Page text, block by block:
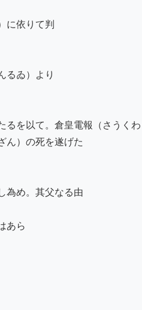
に依りて判
るゐ）より
を以て。倉皇電報（さうくわ
ん）の死を遂げた
為め。其父なる由
あら